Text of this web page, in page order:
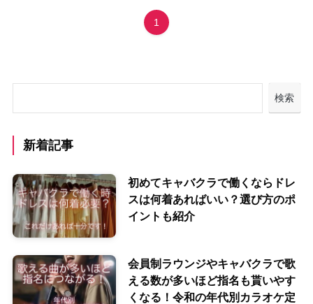
1
検索
新着記事
初めてキャバクラで働くならドレ
スは何着あればいい？選び方のポ
イントも紹介
会員制ラウンジやキャバクラで歌
える数が多いほど指名も貰いやす
くなる！令和の年代別カラオケ定